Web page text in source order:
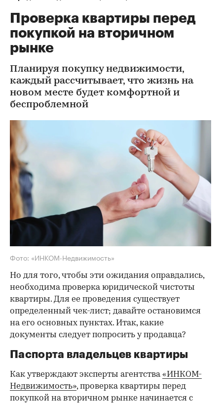
Проверка квартиры перед
покупкой на вторичном
рынке
Планируя покупку недвижимости,
каждый рассчитывает, что жизнь на
новом месте будет комфортной и
беспроблемной
Фото: «ИНКОМ-Недвижимость»
Но для того, чтобы эти ожидания оправдались,
необходима проверка юридической чистоты
квартиры. Для ее проведения существует
определенный чек-лист; давайте остановимся
на его основных пунктах. Итак, какие
документы следует попросить у продавца?
Паспорта владельцев квартиры
Как утверждают эксперты агентства«ИНКОМ-
Недвижимость», проверка квартиры перед
покупкой на вторичном рынке начинается с